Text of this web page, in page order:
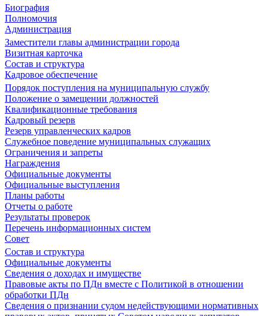
Биография
Полномочия
Администрация
Заместители главы администрации города
Визитная карточка
Состав и структура
Кадровое обеспечение
Порядок поступления на муниципальную службу
Положение о замещении должностей
Квалификационные требования
Кадровый резерв
Резерв управленческих кадров
Служебное поведение муниципальных служащих
Ограничения и запреты
Награждения
Официальные документы
Официальные выступления
Планы работы
Отчеты о работе
Результаты проверок
Перечень информационных систем
Совет
Состав и структура
Официальные документы
Сведения о доходах и имуществе
Правовые акты по ПДн вместе с Политикой в отношении
обработки ПДн
Сведения о признании судом недействующими нормативных